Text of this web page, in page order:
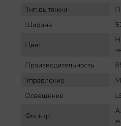
Тип вытяжки
Ширина
Цвет
Производительность
Управление
Освещение
Фильтр